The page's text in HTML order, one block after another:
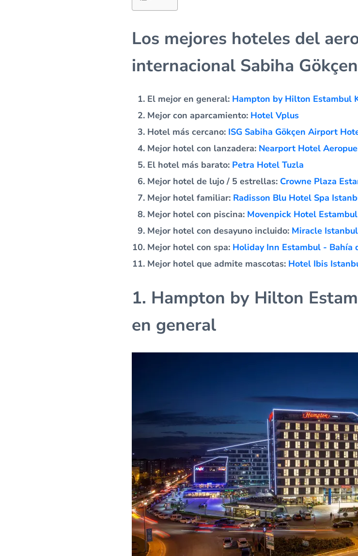
Los mejores hoteles del
internacional Sabiha
El mejor en general: Hampton by Hilton Estambul
Mejor con aparcamiento: Hotel Vplus
Hotel más cercano: ISG Sabiha Gökçen Airport
Mejor hotel con lanzadera: Nearport Hotel
El hotel más barato: Petra Hotel Tuzla
Mejor hotel de lujo / 5 estrellas: Crowne Plaza
Mejor hotel familiar: Radisson Blu Hotel Spa
Mejor hotel con piscina: Movenpick Hotel
Mejor hotel con desayuno incluido: Miracle
Mejor hotel con spa: Holiday Inn Estambul - Bahía
Mejor hotel que admite mascotas: Hotel Ibis
1. Hampton by Hilton
en general